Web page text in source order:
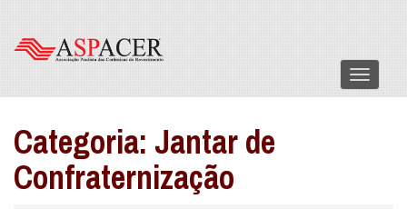
Menu
Categoria: Jantar de
Confraternização